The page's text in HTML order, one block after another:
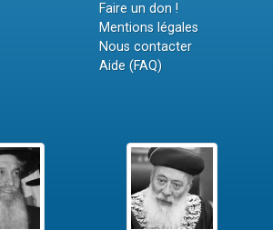
Faire un don !
Mentions légales
Nous contacter
Aide (FAQ)